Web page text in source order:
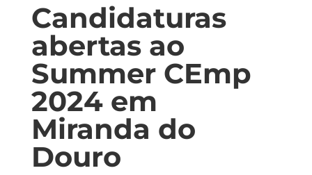
Candidaturas
abertas ao
Summer CEmp
2024 em
Miranda do
Douro